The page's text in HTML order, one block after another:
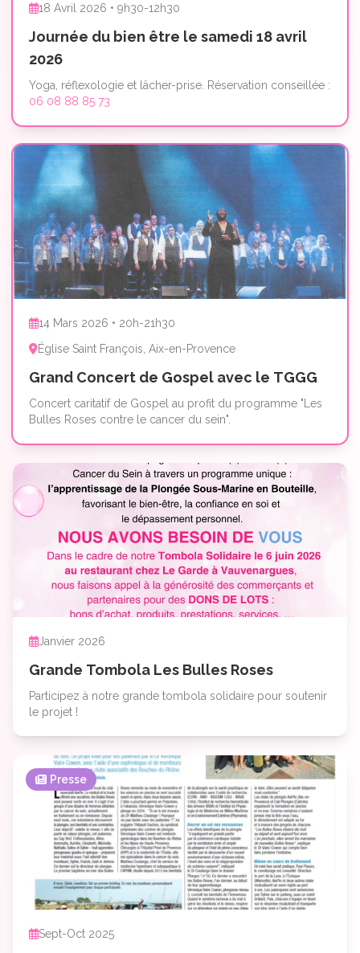
18 Avril 2026 • 9h30-12h30
Journée du bien être le samedi 18 avril
2026
Yoga, réflexologie et lâcher-prise. Réservation conseillée :
06 08 88 85 73
14 Mars 2026 • 20h-21h30
Église Saint François, Aix-en-Provence
Grand Concert de Gospel avec le TGGG
Concert caritatif de Gospel au profit du programme "Les
Bulles Roses contre le cancer du sein".
Janvier 2026
Grande Tombola Les Bulles Roses
Participez à notre grande tombola solidaire pour soutenir
le projet !
Presse
Sept-Oct 2025